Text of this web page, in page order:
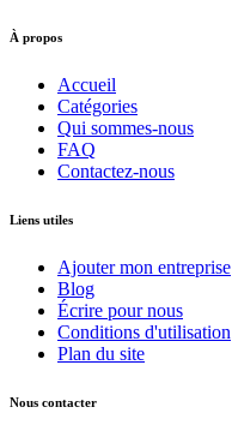
À propos
Accueil
Catégories
Qui sommes-nous
FAQ
Contactez-nous
Liens utiles
Ajouter mon entreprise
Blog
Écrire pour nous
Conditions d'utilisation
Plan du site
Nous contacter